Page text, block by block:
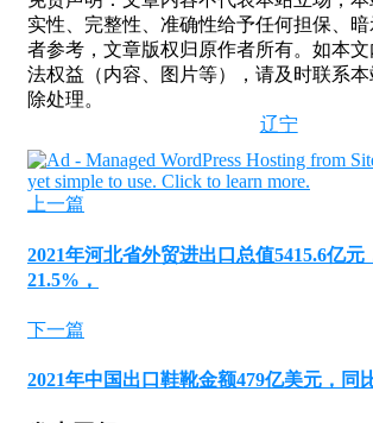
实性、完整性、准确性给予任何担保、
者参考，文章版权归原作者所有。如本
法权益（内容、图片等），请及时联系
除处理。
辽宁
上一篇
2021年河北省外贸进出口总值5415.6亿元
21.5%，
下一篇
2021年中国出口鞋靴金额479亿美元，同